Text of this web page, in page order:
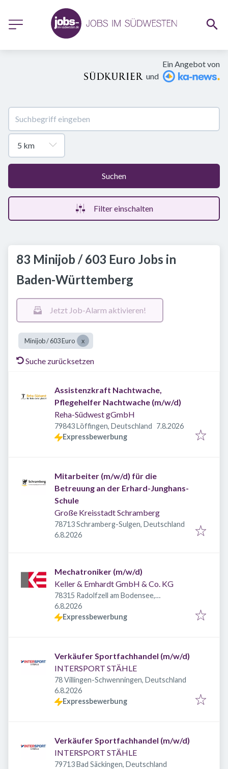
Ein Angebot von
und
Suchen
Filter einschalten
83 Minijob / 603 Euro Jobs in
Baden-Württemberg
Jetzt Job-Alarm aktivieren!
Minijob / 603 Euro
Suche zurücksetzen
Assistenzkraft Nachtwache,
Pflegehelfer Nachtwache (m/w/d)
Reha-Südwest gGmbH
79843 Löffingen, Deutschland Veröffentlicht
7.8.2026
Expressbewerbung
Mitarbeiter (m/w/d) für die
Betreuung an der Erhard-Junghans-
Schule
Große Kreisstadt Schramberg
78713 Schramberg-Sulgen, Deutschland
Veröffentlicht
6.8.2026
Mechatroniker (m/w/d)
Keller & Emhardt GmbH & Co. KG
78315 Radolfzell am Bodensee,
Deutschland
Veröffentlicht
6.8.2026
Expressbewerbung
Verkäufer Sportfachhandel (m/w/d)
INTERSPORT STÄHLE
78 Villingen-Schwenningen, Deutschland
Veröffentlicht
6.8.2026
Expressbewerbung
Verkäufer Sportfachhandel (m/w/d)
INTERSPORT STÄHLE
79713 Bad Säckingen, Deutschland